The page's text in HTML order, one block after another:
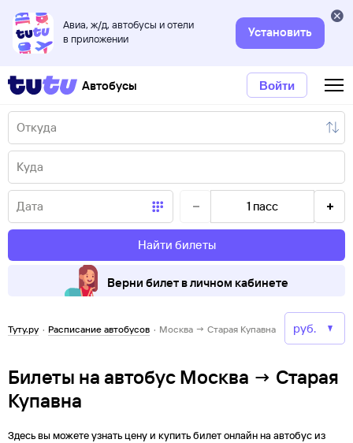
Авиа, ж/д, автобусы и отели
в приложении
Установить
Автобусы Войти
1 пасс
Найти билеты
Верни билет в личном кабинете
Туту.ру · Расписание автобусов · Москва → Старая Купавна
Билеты на автобус Москва → Старая
Купавна
Здесь вы можете узнать цену и купить билет онлайн на автобус из